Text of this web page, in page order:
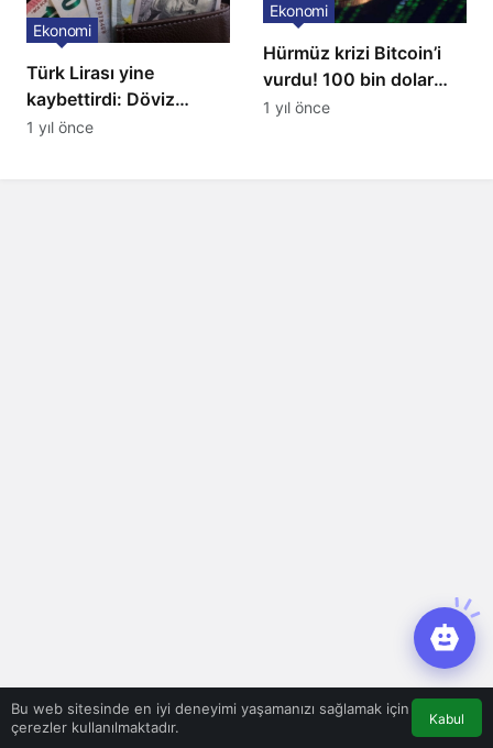
Türk Lirası yine
kaybettirdi: Döviz
kurları yükseldi
Ekonomi
1 yıl önce
Hürmüz krizi Bitcoin’i
vurdu! 100 bin dolar
seviyesi kırıldı
Ekonomi
1 yıl önce
Bu web sitesinde en iyi deneyimi yaşamanızı sağlamak için
çerezler kullanılmaktadır.
Kabul